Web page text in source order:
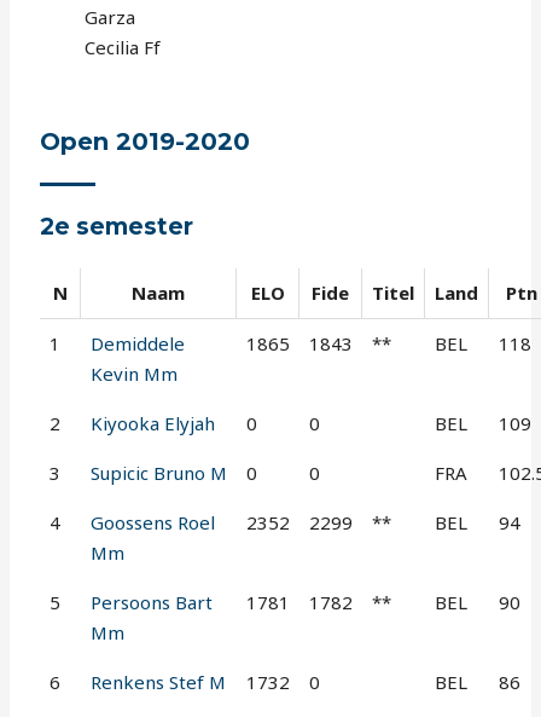
Garza
Cecilia Ff
Open 2019-2020
2e semester
N Naam ELO Fide Titel Land Ptn
1
Demiddele
Kevin Mm
1865 1843 ** BEL 118
2 Kiyooka Elyjah 0 0 BEL 109
3 Supicic Bruno M 0 0 FRA
4
Goossens Roel
Mm
2352 2299 ** BEL 94
5
Persoons Bart
Mm
1781 1782 ** BEL 90
6 Renkens Stef M 1732 0 BEL 86